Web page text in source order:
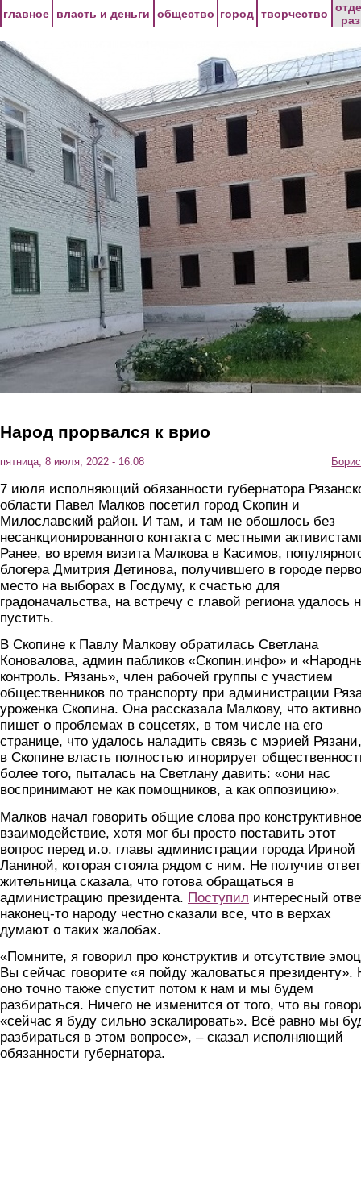
главное власть и деньги общество город творчество
Народ прорвался к врио
пятница, 8 июля, 2022 - 16:08
7 июля исполняющий обязанности губернатора
области Павел Малков посетил город Скопин и
Милославский район. И там, и там не обошлось без
несанкционированного контакта с местными
Ранее, во время визита Малкова в Касимов,
блогера Дмитрия Детинова, получившего в городе
место на выборах в Госдуму, к счастью для
градоначальства, на встречу с главой региона удалось
пустить.
В Скопине к Павлу Малкову обратилась Светлана
Коновалова, админ пабликов «Скопин.инфо» и
контроль. Рязань», член рабочей группы с участием
общественников по транспорту при администрации
уроженка Скопина. Она рассказала Малкову, что активно
пишет о проблемах в соцсетях, в том числе на его
странице, что удалось наладить связь с мэрией
в Скопине власть полностью игнорирует
более того, пыталась на Светлану давить: «они нас
воспринимают не как помощников, а как оппозицию».
Малков начал говорить общие слова про конструктивное
взаимодействие, хотя мог бы просто поставить этот
вопрос перед и.о. главы администрации города Ириной
Ланиной, которая стояла рядом с ним. Не получив
жительница сказала, что готова обращаться в
администрацию президента. Поступил интересный
наконец-то народу честно сказали все, что в верхах
думают о таких жалобах.
«Помните, я говорил про конструктив и отсутствие
Вы сейчас говорите «я пойду жаловаться президенту».
оно точно также спустит потом к нам и мы будем
разбираться. Ничего не изменится от того, что вы
«сейчас я буду сильно эскалировать». Всё равно мы
разбираться в этом вопросе», – сказал исполняющий
обязанности губернатора.